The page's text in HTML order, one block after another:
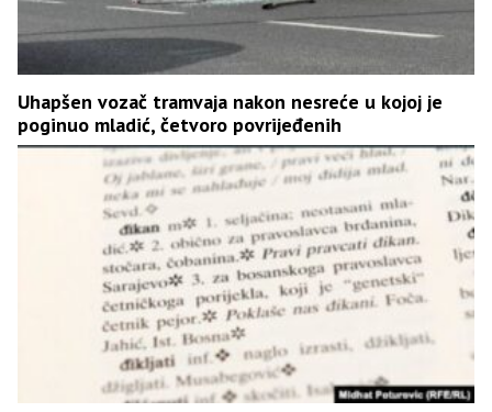
Uhapšen vozač tramvaja nakon nesreće u kojoj je
poginuo mladić, četvoro povrijeđenih